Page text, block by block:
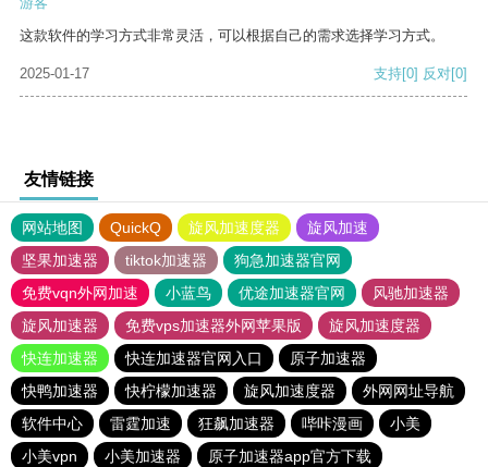
这款软件的学习方式非常灵活，可以根据自己的需求选择学习方式。
2025-01-17 支持[0] 反对[0]
友情链接
网站地图 QuickQ 旋风加速度器
旋风加速
坚果加速器
tiktok加速器
狗急加速器官网
免费vqn外网加速
小蓝鸟 优途加速器官网
风驰加速器
旋风加速器
免费vps加速器外网苹果版
旋风加速度器
快连加速器
快连加速器官网入口
原子加速器
快鸭加速器
快柠檬加速器 旋风加速度器
外网网址导航
软件中心
雷霆加速 狂飙加速器 哔咔漫画
小美
小美vpn
小美加速器
原子加速器app官方下载